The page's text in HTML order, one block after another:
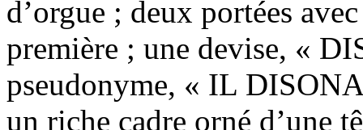
d’orgue ; deux portées
première ; une devise, «
pseudonyme, « IL
un riche cadre orné d’une